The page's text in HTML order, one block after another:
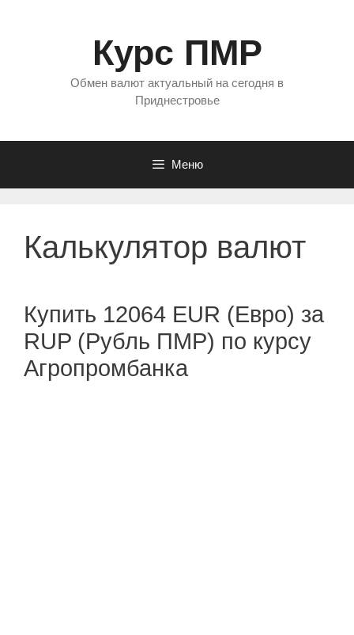
Курс ПМР
Обмен валют актуальный на сегодня в
Приднестровье
Меню
Калькулятор валют
Купить 12064 EUR (Евро) за
RUP (Рубль ПМР) по курсу
Агропромбанка